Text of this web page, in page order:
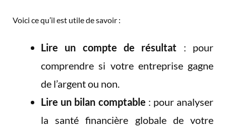
Voici ce qu’il est utile de savoir :
Lire un compte de résultat : pour
comprendre si votre entreprise gagne
de l’argent ou non.
Lire un bilan comptable : pour analyser
la santé financière globale de votre